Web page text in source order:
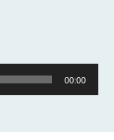
00:00